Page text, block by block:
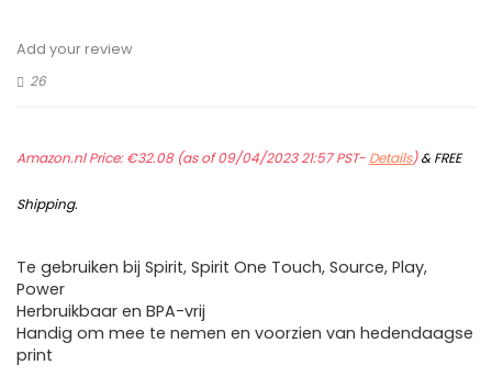
Add your review
26
Amazon.nl Price:€32.08(as of 09/04/2023 21:57 PST- Details)&FREE
Shipping.
Te gebruiken bij Spirit, Spirit One Touch, Source, Play,
Power
Herbruikbaar en BPA-vrij
Handig om mee te nemen en voorzien van hedendaagse
print